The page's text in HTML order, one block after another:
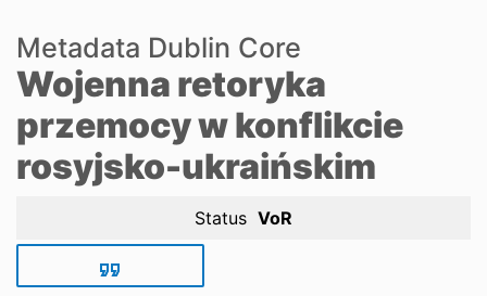
Metadata Dublin Core
Wojenna retoryka
przemocy w konflikcie
rosyjsko-ukraińskim
Status VoR